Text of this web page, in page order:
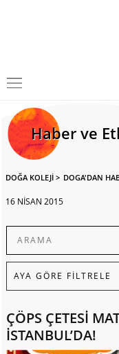
Haber ve
DOĞA KOLEJİ > DOGA'DAN
16 NİSAN 2015
ÇÖPS ÇETESİ
İSTANBUL’DA!